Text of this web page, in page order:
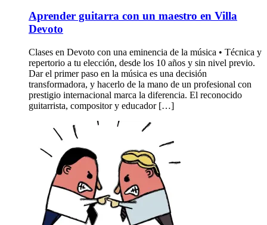
Aprender guitarra con un maestro en Villa
Devoto
Clases en Devoto con una eminencia de la música • Técnica y
repertorio a tu elección, desde los 10 años y sin nivel previo.
Dar el primer paso en la música es una decisión
transformadora, y hacerlo de la mano de un profesional con
prestigio internacional marca la diferencia. El reconocido
guitarrista, compositor y educador […]